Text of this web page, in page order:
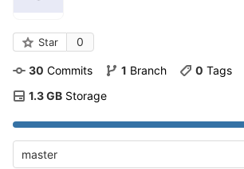
Star 0
30 Commits 1 Branch 0 Tags
1.3 GB Storage
master